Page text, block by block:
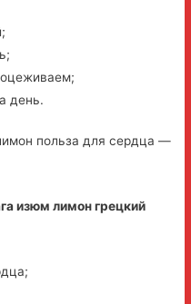
день.
польза для сердца —
изюм лимон грецкий